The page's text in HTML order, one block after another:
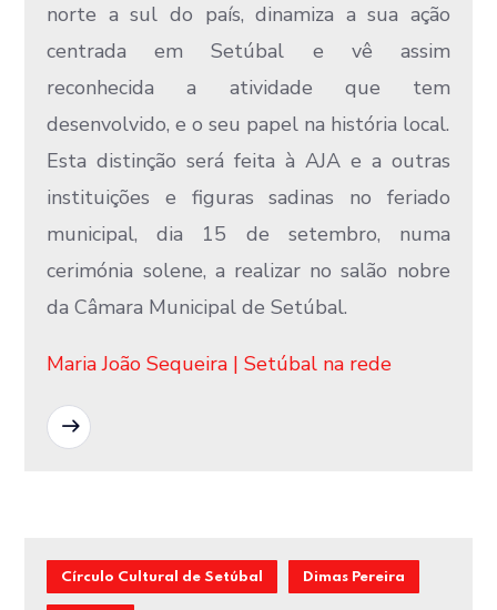
norte a sul do país, dinamiza a sua ação
centrada em Setúbal e vê assim
reconhecida a atividade que tem
desenvolvido, e o seu papel na história local.
Esta distinção será feita à AJA e a outras
instituições e figuras sadinas no feriado
municipal, dia 15 de setembro, numa
cerimónia solene, a realizar no salão nobre
da Câmara Municipal de Setúbal.
Maria João Sequeira | Setúbal na rede
Círculo Cultural de Setúbal Dimas Pereira